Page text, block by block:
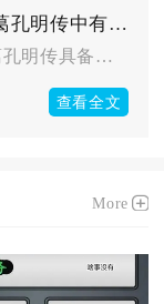
吞食天地2诸葛孔明传中有没有更换将军的功能
吞食天地2诸葛孔明传具备完整的更换将军功能，主要依托各大城池...
查看全文
More